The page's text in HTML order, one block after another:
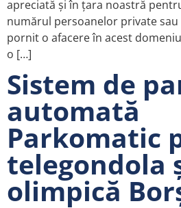
apreciată și în țara noastră
numărul persoanelor private
pornit o afacere în acest
o […]
Sistem de
automată
Parkomatic
telegondola
olimpică